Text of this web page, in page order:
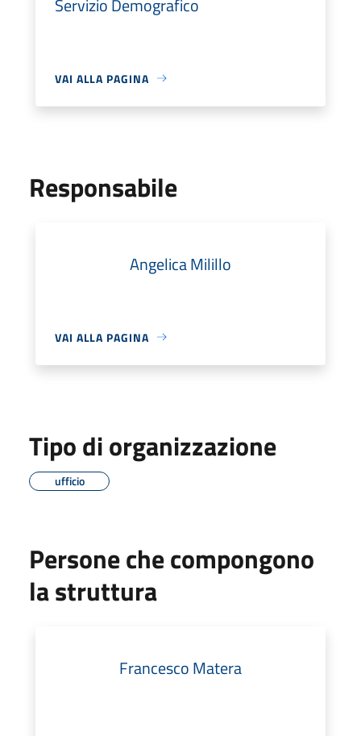
VAI ALLA PAGINA
Responsabile
Angelica Milillo
VAI ALLA PAGINA
Tipo di organizzazione
ufficio
Persone che compongono
la struttura
Francesco Matera